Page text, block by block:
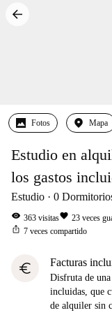
Fotos Mapa
Estudio en
los gastos
Estudio 0
visibility 363 visitasfavorite 23 veces
ios_share 7 veces compartido
euro Facturas
Disfruta de
incluidas, que
de alquiler sin